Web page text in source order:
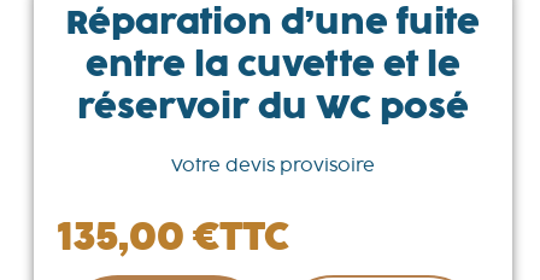
Réparation d’une fuite
entre la cuvette et le
réservoir du WC posé
Votre devis provisoire
135,00€TTC